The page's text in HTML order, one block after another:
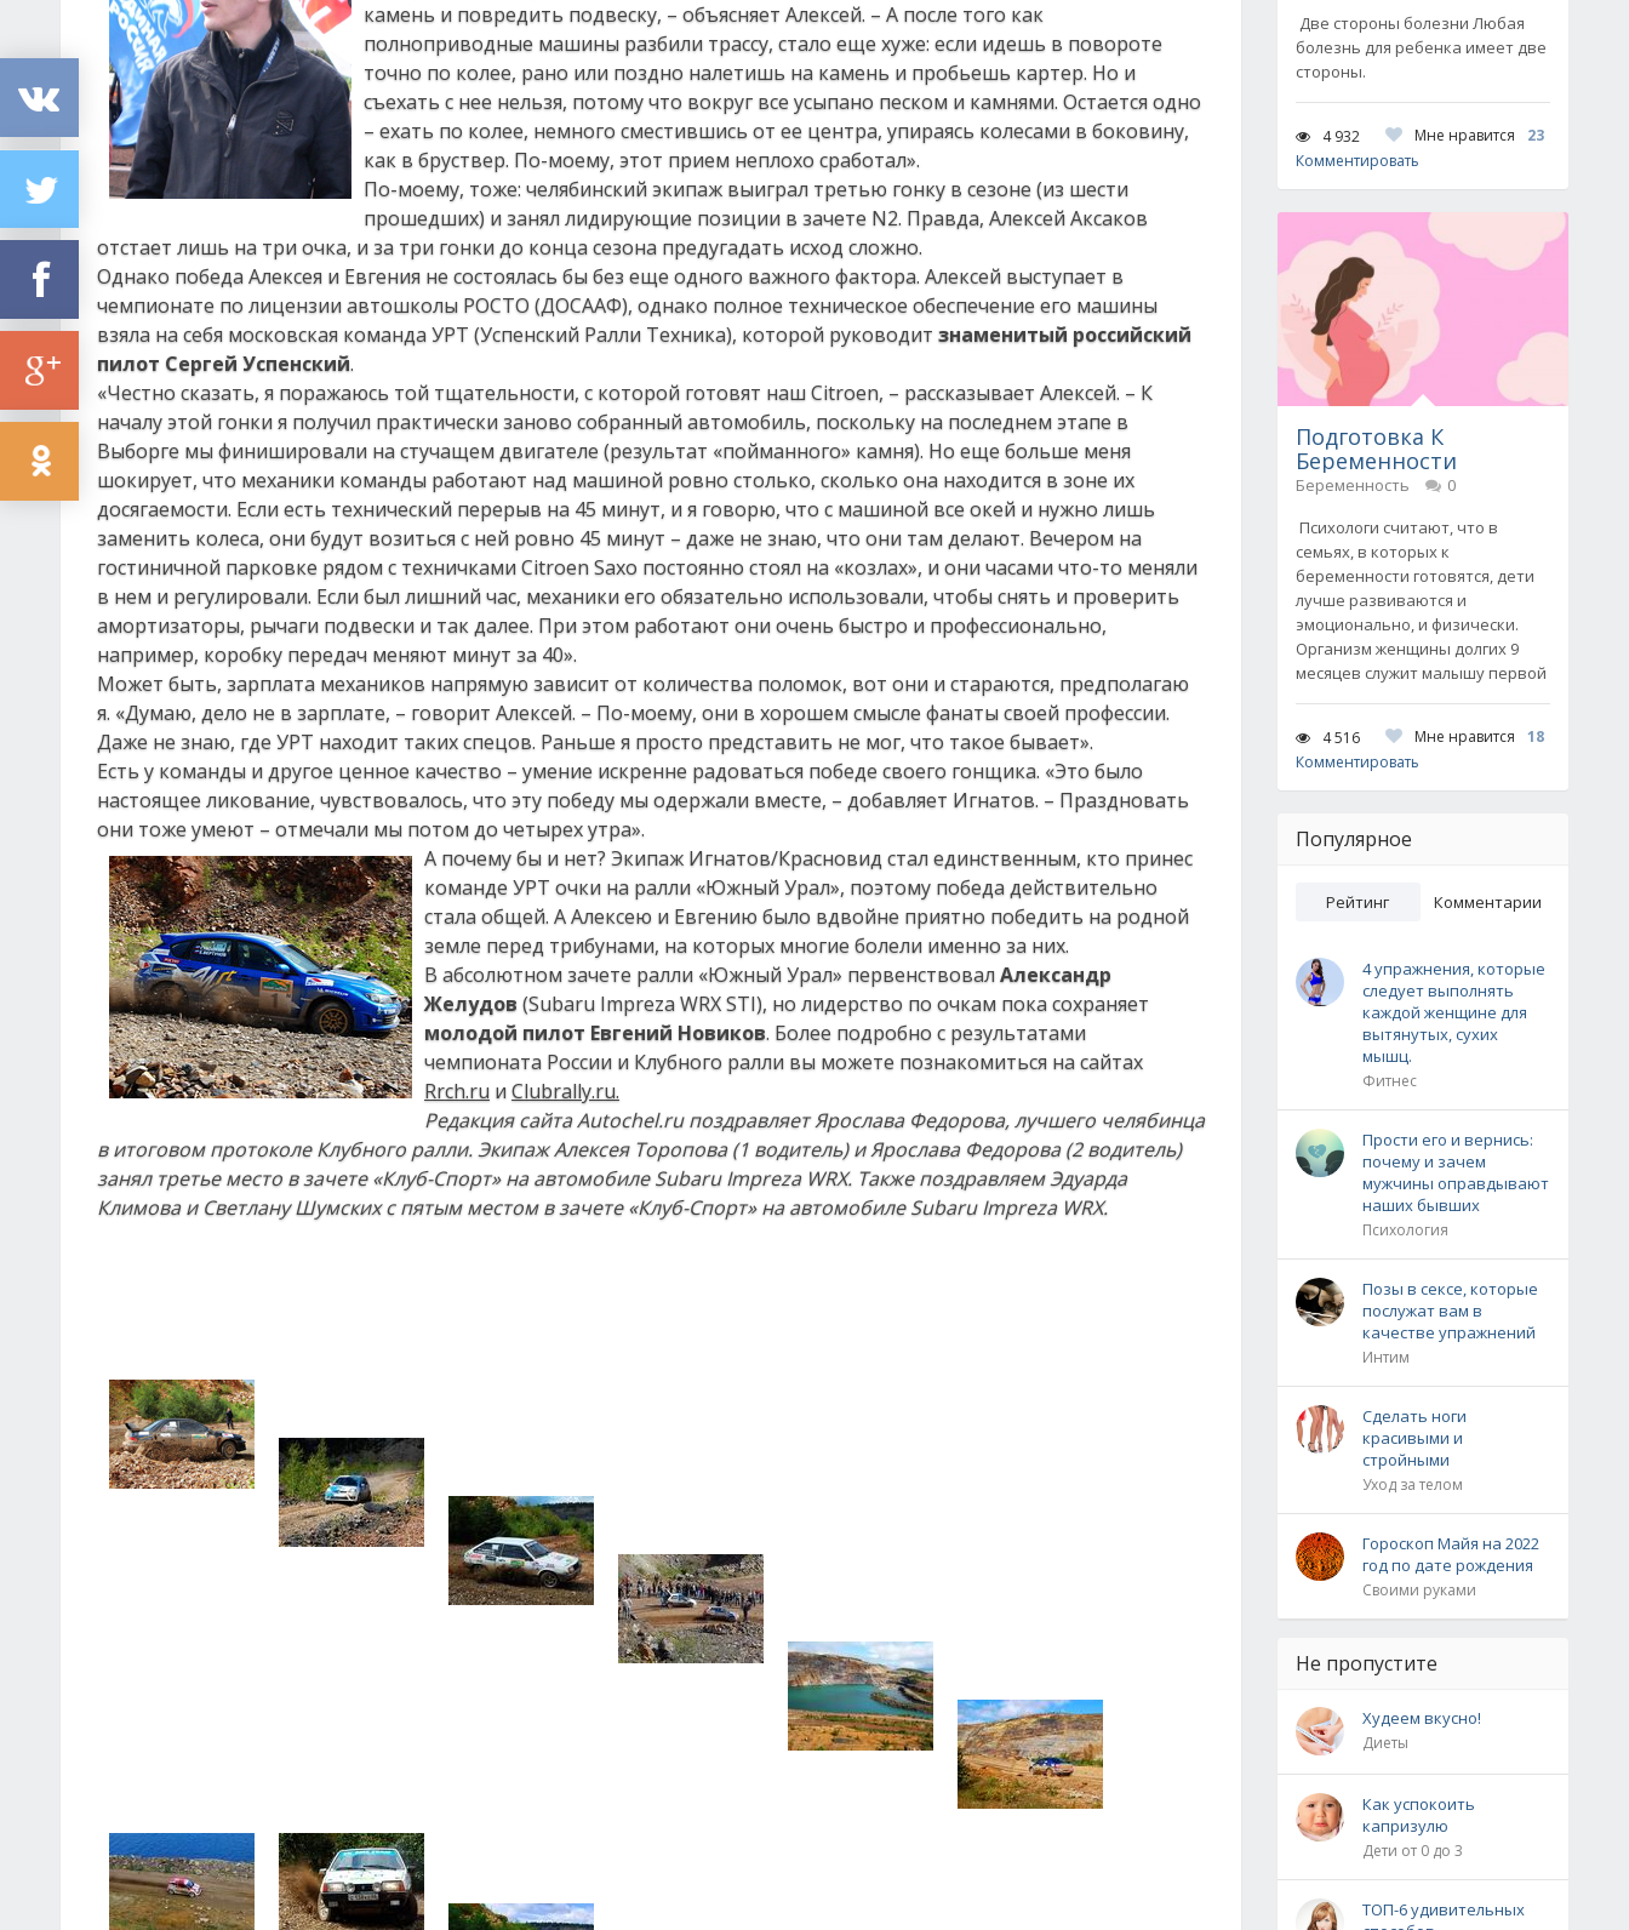
камень и повредить подвеску, – объясняет Алексей. – А после того как
полноприводные машины разбили трассу, стало еще хуже: если идешь в повороте
точно по колее, рано или поздно налетишь на камень и пробьешь картер. Но и
съехать с нее нельзя, потому что вокруг все усыпано песком и камнями. Остается одно
– ехать по колее, немного сместившись от ее центра, упираясь колесами в боковину,
как в бруствер. По-моему, этот прием неплохо сработал».
По-моему, тоже: челябинский экипаж выиграл третью гонку в сезоне (из шести
прошедших) и занял лидирующие позиции в зачете N2. Правда, Алексей Аксаков
отстает лишь на три очка, и за три гонки до конца сезона предугадать исход сложно.
Однако победа Алексея и Евгения не состоялась бы без еще одного важного фактора. Алексей выступает в
чемпионате по лицензии автошколы РОСТО (ДОСААФ), однако полное техническое обеспечение его машины
взяла на себя московская команда УРТ (Успенский Ралли Техника), которой руководит знаменитый российский
пилот Сергей Успенский.
«Честно сказать, я поражаюсь той тщательности, с которой готовят наш Citroen, – рассказывает Алексей. – К
началу этой гонки я получил практически заново собранный автомобиль, поскольку на последнем этапе в
Выборге мы финишировали на стучащем двигателе (результат «пойманного» камня). Но еще больше меня
шокирует, что механики команды работают над машиной ровно столько, сколько она находится в зоне их
досягаемости. Если есть технический перерыв на 45 минут, и я говорю, что с машиной все окей и нужно лишь
заменить колеса, они будут возиться с ней ровно 45 минут – даже не знаю, что они там делают. Вечером на
гостиничной парковке рядом с техничками Citroen Saxo постоянно стоял на «козлах», и они часами что-то меняли
в нем и регулировали. Если был лишний час, механики его обязательно использовали, чтобы снять и проверить
амортизаторы, рычаги подвески и так далее. При этом работают они очень быстро и профессионально,
например, коробку передач меняют минут за 40».
Может быть, зарплата механиков напрямую зависит от количества поломок, вот они и стараются, предполагаю
я. «Думаю, дело не в зарплате, – говорит Алексей. – По-моему, они в хорошем смысле фанаты своей профессии.
Даже не знаю, где УРТ находит таких спецов. Раньше я просто представить не мог, что такое бывает».
Есть у команды и другое ценное качество – умение искренне радоваться победе своего гонщика. «Это было
настоящее ликование, чувствовалось, что эту победу мы одержали вместе, – добавляет Игнатов. – Праздновать
они тоже умеют – отмечали мы потом до четырех утра».
А почему бы и нет? Экипаж Игнатов/Красновид стал единственным, кто принес
команде УРТ очки на ралли «Южный Урал», поэтому победа действительно
стала общей. А Алексею и Евгению было вдвойне приятно победить на родной
земле перед трибунами, на которых многие болели именно за них.
В абсолютном зачете ралли «Южный Урал» первенствовалАлександр
Желудов (Subaru Impreza WRX STI), но лидерство по очкам пока сохраняет
молодой пилот Евгений Новиков. Более подробно с результатами
чемпионата России и Клубного ралли вы можете познакомиться на сайтах
Rrch.ru иClubrally.ru.
Редакция сайта Аutochel.ruпоздравляет Ярослава Федорова, лучшего челябинца
в итоговом протоколе Клубного ралли. Экипаж Алексея Торопова (1 водитель) и Ярослава Федорова (2 водитель)
занял третье место в зачете «Клуб-Спорт» на автомобилеSubaru Impreza WRX. Также поздравляем Эдуарда
Климова и Светлану Шумских с пятым местом в зачете «Клуб-Спорт» на автомобилеSubaru Impreza WRX.
Две стороны болезни Любая
болезнь для ребенка имеет две
стороны.
4 932 Мне нравится
23
Комментировать
Подготовка К
Беременности
Беременность
0
Психологи считают, что в
семьях, в которых к
беременности готовятся, дети
лучше развиваются и
эмоционально, и физически.
Организм женщины долгих 9
месяцев служит малышу первой
4 516 Мне нравится
18
Комментировать
Популярное
Рейтинг Комментарии
4 упражнения, которые
следует выполнять
каждой женщине для
вытянутых, сухих
мышц.
Фитнес
Прости его и вернись:
почему и зачем
мужчины оправдывают
наших бывших
Психология
Позы в сексе, которые
послужат вам в
качестве упражнений
Интим
Сделать ноги
красивыми и
стройными
Уход за телом
Гороскоп Майя на 2022
год по дате рождения
Своими руками
Не пропустите
Худеем вкусно!
Диеты
Как успокоить
капризулю
Дети от 0 до 3
ТОП-6 удивительных